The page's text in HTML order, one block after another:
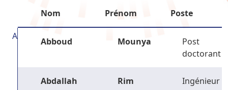
Nom Prénom Poste
A Abboud Mounya
Post
doctorant
Abdallah Rim Ingénieur